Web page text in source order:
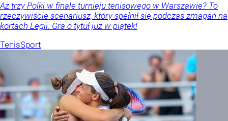
Aż trzy Polki w finale turnieju tenisowego w Warszawie? To
rzeczywiście scenariusz, który spełnił się podczas zmagań na
kortach Legii. Gra o tytuł już w piątek!
TenisSport